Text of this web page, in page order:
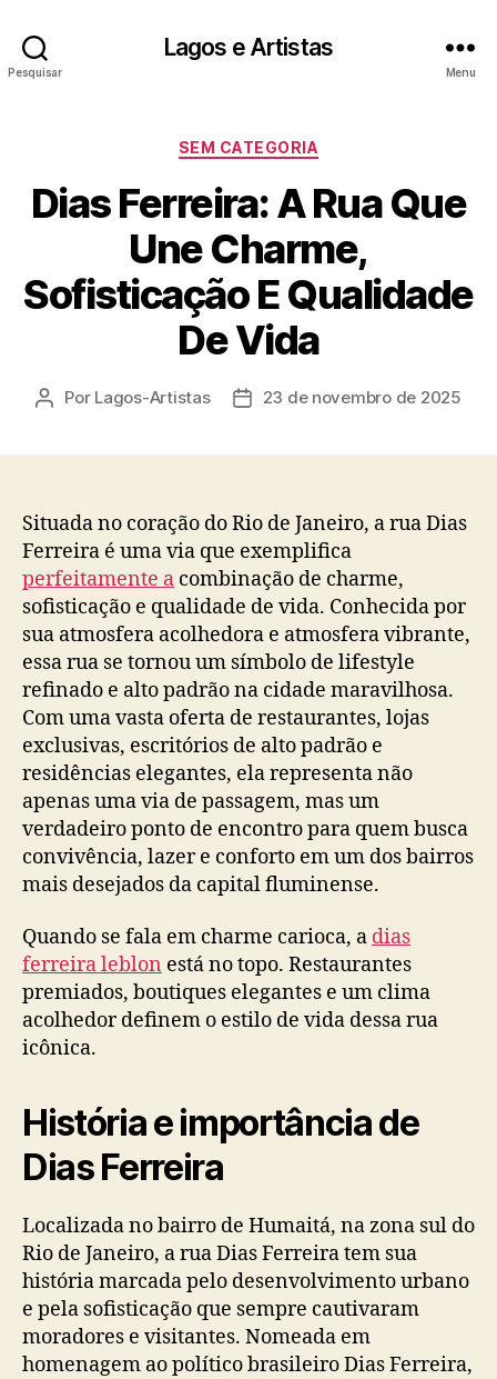
Pesquisar
Lagos e Artistas
Menu
Categorias
SEM CATEGORIA
Dias Ferreira: A Rua Que
Une Charme,
Sofisticação E Qualidade
De Vida
Autor
Por Lagos-Artistas
Data23 de novembro de 2025
Situada no coração do Rio de Janeiro, a rua Dias
Ferreira é uma via que exemplifica
perfeitamente a combinação de charme,
sofisticação e qualidade de vida. Conhecida por
sua atmosfera acolhedora e atmosfera vibrante,
essa rua se tornou um símbolo de lifestyle
refinado e alto padrão na cidade maravilhosa.
Com uma vasta oferta de restaurantes, lojas
exclusivas, escritórios de alto padrão e
residências elegantes, ela representa não
apenas uma via de passagem, mas um
verdadeiro ponto de encontro para quem busca
convivência, lazer e conforto em um dos bairros
mais desejados da capital fluminense.
Quando se fala em charme carioca, a dias
ferreira leblon está no topo. Restaurantes
premiados, boutiques elegantes e um clima
acolhedor definem o estilo de vida dessa rua
icônica.
História e importância de
Dias Ferreira
Localizada no bairro de Humaitá, na zona sul do
Rio de Janeiro, a rua Dias Ferreira tem sua
história marcada pelo desenvolvimento urbano
e pela sofisticação que sempre cautivaram
moradores e visitantes. Nomeada em
homenagem ao político brasileiro Dias Ferreira,